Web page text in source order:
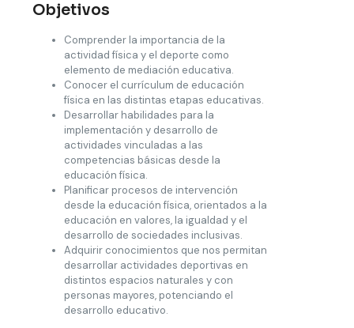
Objetivos
Comprender la importancia de la
actividad física y el deporte como
elemento de mediación educativa.
Conocer el currículum de educación
física en las distintas etapas educativas.
Desarrollar habilidades para la
implementación y desarrollo de
actividades vinculadas a las
competencias básicas desde la
educación física.
Planificar procesos de intervención
desde la educación física, orientados a la
educación en valores, la igualdad y el
desarrollo de sociedades inclusivas.
Adquirir conocimientos que nos permitan
desarrollar actividades deportivas en
distintos espacios naturales y con
personas mayores, potenciando el
desarrollo educativo.